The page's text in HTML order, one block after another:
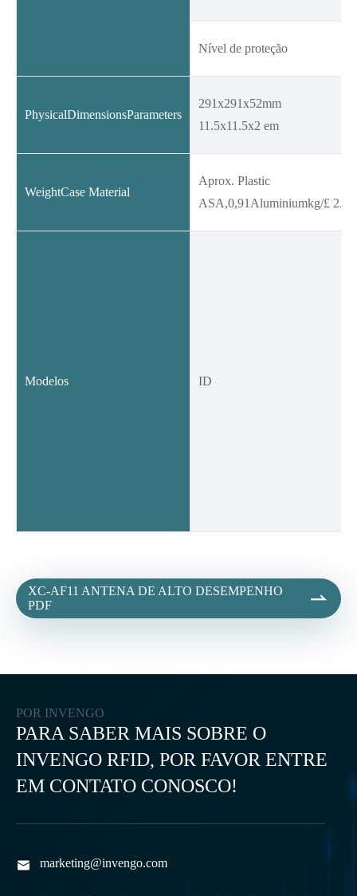
Nível de proteção
PhysicalDimensionsParameters
291x291x52mm
11.5x11.5x2 em
WeightCase Material
Aprox. Plastic
ASA,0,91Aluminiumkg/£ 2.0
Modelos ID
XC-AF11 ANTENA DE ALTO DESEMPENHO
PDF

POR INVENGO
PARA SABER MAIS SOBRE O
INVENGO RFID, POR FAVOR ENTRE
EM CONTATO CONOSCO!
 marketing@invengo.com